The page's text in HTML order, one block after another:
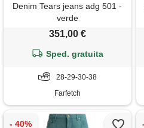
Denim Tears jeans adg 501 -
verde
351,00 €
Sped. gratuita
28-29-30-38
Farfetch